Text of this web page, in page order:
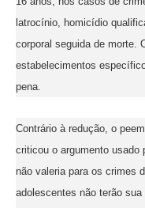
latrocínio, homicídio
corporal seguida de morte.
estabelecimentos
pena.
Contrário à redução, o
criticou o argumento usado
não valeria para os crimes
adolescentes não terão